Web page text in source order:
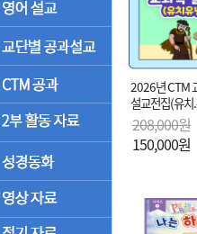
2026년 CTM
설교전집(유
208,000원
150,000원